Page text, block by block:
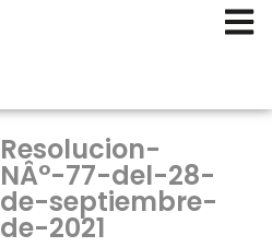
Resolucion-
NÂ°-77-del-28-
de-septiembre-
de-2021